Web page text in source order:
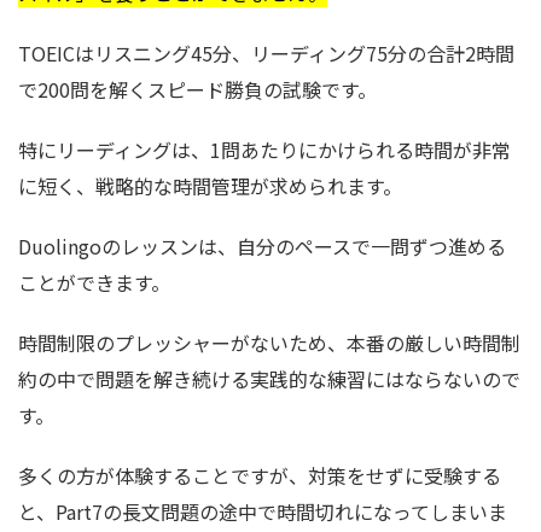
TOEICはリスニング45分、リーディング75分の合計2時間
で200問を解くスピード勝負の試験です。
特にリーディングは、1問あたりにかけられる時間が非常
に短く、戦略的な時間管理が求められます。
Duolingoのレッスンは、自分のペースで一問ずつ進める
ことができます。
時間制限のプレッシャーがないため、本番の厳しい時間制
約の中で問題を解き続ける実践的な練習にはならないので
す。
多くの方が体験することですが、対策をせずに受験する
と、Part7の長文問題の途中で時間切れになってしまいま